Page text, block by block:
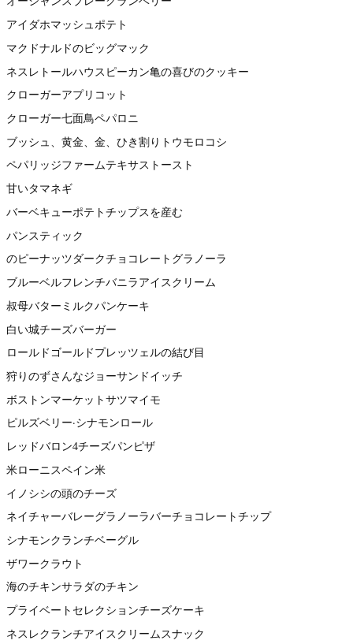
アイダホマッシュポテト
マクドナルドのビッグマック
ネスレトールハウスピーカン亀の喜びのクッキー
クローガーアプリコット
クローガー七面鳥ペパロニ
ブッシュ、黄金、金、ひき割りトウモロコシ
ペパリッジファームテキサストースト
甘いタマネギ
バーベキューポテトチップスを産む
パンスティック
のピーナッツダークチョコレートグラノーラ
ブルーベルフレンチバニラアイスクリーム
叔母バターミルクパンケーキ
白い城チーズバーガー
ロールドゴールドプレッツェルの結び目
狩りのずさんなジョーサンドイッチ
ボストンマーケットサツマイモ
ピルズベリー·シナモンロール
レッドバロン4チーズパンピザ
米ローニスペイン米
イノシシの頭のチーズ
ネイチャーバレーグラノーラバーチョコレートチップ
シナモンクランチベーグル
ザワークラウト
海のチキンサラダのチキン
プライベートセレクションチーズケーキ
ネスレクランチアイスクリームスナック